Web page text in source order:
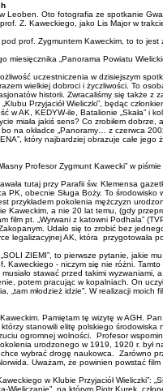
Leoben. Oto fotografia ze spotkanie
Z. Kaweckiego, jako Lis Major w
prof. Zygmuntem Kaweckim, to to
„Panorama Powiatu
uczestniczenia w dzisiejszym
wielkiej dobroci i życzliwości. To
historii. Zwracaliśmy się także
Przyjaciół Wieliczki”, będąc
w AK, KEDYW-ile, Batalionie „Skała”
miała jakiś sens? Co zrobiłem
na okładce „Panoramy… z czerwca
który najbardziej obrazuje całe
Profesor Zygmunt Kawecki” w piśmie
tutaj przy Parafii św. Klemensa
PK, obecnie Sługa Boży. To
przykładem pokolenia mężczyzn
Kaweckim, a nie 20 lat temu, (gdy
film pt. „Wyrwani z katowni
Udało się to zrobić bez
legalizacyjnej AK, która
ZIEMI”, to pierwsze pytanie, jakie
- niczym się nie różni.
stawać przed takimi
potem pracując w kopalniach. On
„tam młodzież idzie”. W realizacji
Pamiętam tę wizytę w AGH.
którzy stanowili elitę polskiego
ogromnej wolności. Profesor
urodzonego w 1919, 1920 r. był
wybrać drogę naukowca. Zarówno
Uważam, że powinien powstać
w Klubie Przyjaciół Wieliczki”:
na którym Piotr Kurek,